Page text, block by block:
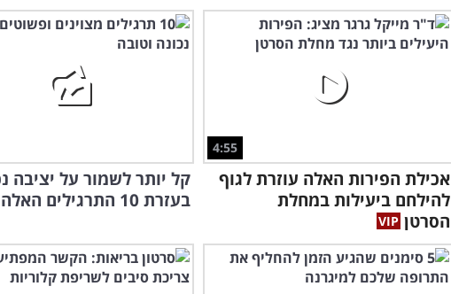
4:55
אכילת הפירות האלה עוזרת לגוף
להילחם ביעילות במחלת
הסרטן
קל יותר לשמור על יציבה
בעזרת 10 התרגילים האלה